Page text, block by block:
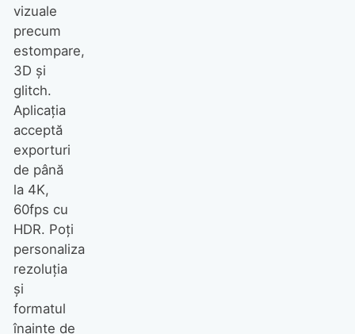
vizuale
precum
estompare,
3D și
glitch.
Aplicația
acceptă
exporturi
de până
la 4K,
60fps cu
HDR. Poți
personaliza
rezoluția
și
formatul
înainte de